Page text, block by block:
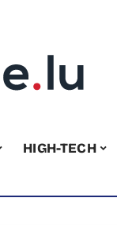
HIGH-TECH